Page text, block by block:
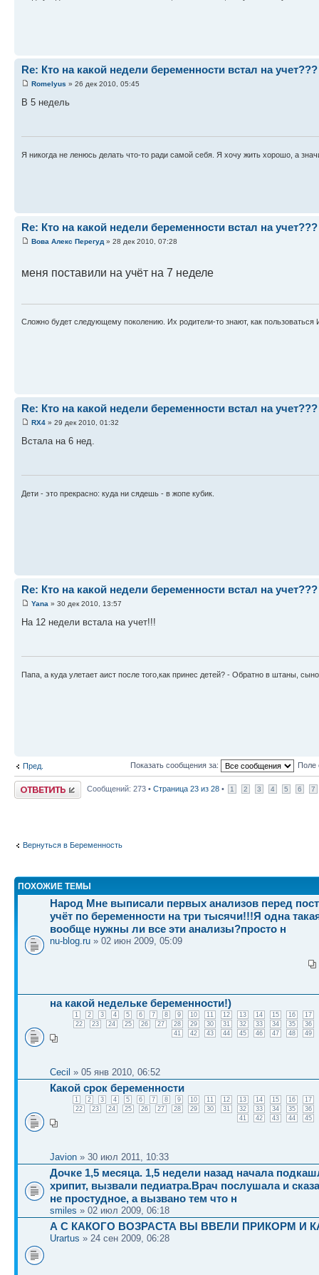
Re: Кто на какой недели беременности встал на учет???
Romelyus » 26 дек 2010, 05:45
В 5 недель
Я никогда не ленюсь делать что-то ради самой себя. Я хочу жить хорошо, а
Re: Кто на какой недели беременности встал на учет???
Вова Алекс Перегуд » 28 дек 2010, 07:28
меня поставили на учёт на 7 неделе
Сложно будет следующему поколению. Их родители-то знают, как пользоваться
Re: Кто на какой недели беременности встал на учет???
RX4 » 29 дек 2010, 01:32
Встала на 6 нед.
Дети - это прекрасно: куда ни сядешь - в жопе кубик.
Re: Кто на какой недели беременности встал на учет???
Yana » 30 дек 2010, 13:57
На 12 недели встала на учет!!!
Папа, а куда улетает аист после того,как принес детей? - Обратно в штаны,
Пред. Показать сообщения за: Поле
Ответить Сообщений: 273 • Страница 23 из 28 • 1 2 3 4 5 6 7
Вернуться в Беременность
ПОХОЖИЕ ТЕМЫ
Народ Мне выписали первых анализов перед
учёт по беременности на три тысячи!!!Я одна
вообще нужны ли все эти анализы?просто н
nu-blog.ru » 02 июн 2009, 05:09
на какой недельке беременности!)
1 2 3 4 5 6 7 8 9 10 11 12 13 14 15 16
17
22
23 24 25 26 27 28 29 30 31 32 33 34 35
36
41
42 43 44 45 46 47 48 49
Cecil » 05 янв 2010, 06:52
Какой срок беременности
1 2 3 4 5 6 7 8 9 10 11 12 13 14 15 16
17
22
23 24 25 26 27 28 29 30 31 32 33 34 35
36
41
42 43 44 45
Javion » 30 июл 2011, 10:33
Дочке 1,5 месяца. 1,5 недели назад начала
хрипит, вызвали педиатра.Врач послушала и
не простудное, а вызвано тем что н
smiles » 02 июл 2009, 06:18
А С КАКОГО ВОЗРАСТА ВЫ ВВЕЛИ ПРИКОРМ И
Urartus » 24 сен 2009, 06:28